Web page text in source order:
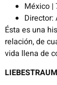
México |
Director:
Ésta es una
relación, de
vida llena de
LIEBESTRAUM